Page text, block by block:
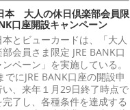
本 大人の休日倶楽部会員限
口座開設キャンペーン
とビューカードは、「大人
会員さま限定 JRE BANK口
ペーン」を実施している。
でにJRE BANK口座の開設申
い、来年１月29日終了時点で
了し、各種条件を達成する